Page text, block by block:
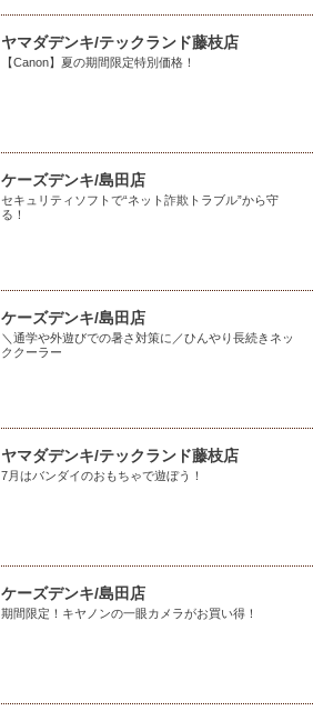
ヤマダデンキ/テックランド藤枝店
【Canon】夏の期間限定特別価格！
ケーズデンキ/島田店
セキュリティソフトで“ネット詐欺トラブル”から守
る！
ケーズデンキ/島田店
＼通学や外遊びでの暑さ対策に／ひんやり長続きネッ
ククーラー
ヤマダデンキ/テックランド藤枝店
7月はバンダイのおもちゃで遊ぼう！
ケーズデンキ/島田店
期間限定！キヤノンの一眼カメラがお買い得！